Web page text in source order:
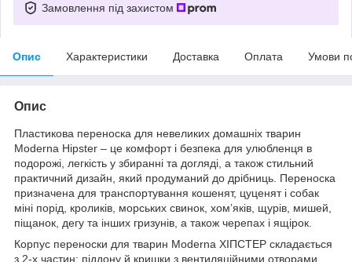
Замовлення під захистом
Опис Характеристики Доставка Оплата Умови
Опис
Пластикова переноска для невеликих домашніх тварин
Moderna Hipster – це комфорт і безпека для улюбленця в
подорожі, легкість у збиранні та догляді, а також стильний
практичний дизайн, який продуманий до дрібниць. Переноска
призначена для транспортування кошенят, цуценят і собак
міні порід, кроликів, морських свинок, хом’яків, щурів, мишей,
піщанок, дегу та інших гризунів, а також черепах і ящірок.
Корпус переноски для тварин Moderna ХІПСТЕР складається
з 2-х частин: піддону й кришки з вентиляційними отворами,